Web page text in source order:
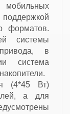
поддержкой
форматов.
системы
в
система
(4*45 Вт)
а для